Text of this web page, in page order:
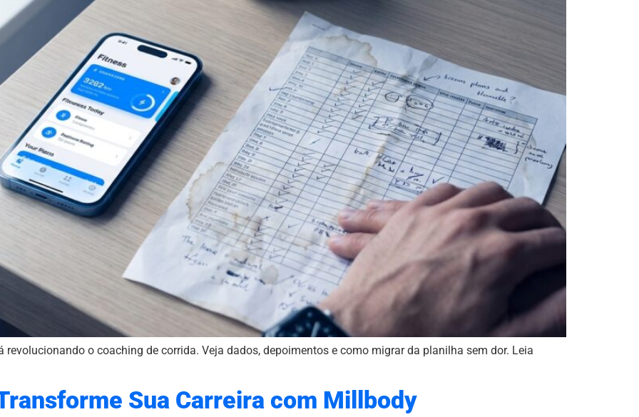
revolucionando o coaching de corrida. Veja dados, depoimentos e como migrar da planilha sem dor. Leia
Sua Carreira com Millbody